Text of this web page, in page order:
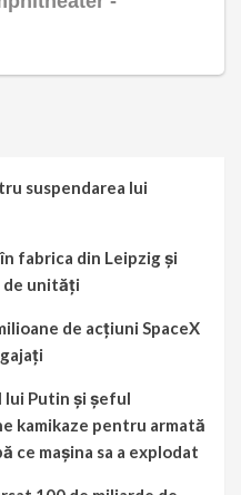
suspendarea lui
fabrica din Leipzig și
de unități
de acțiuni SpaceX
lui Putin și șeful
kamikaze pentru armată
ce mașina sa a explodat